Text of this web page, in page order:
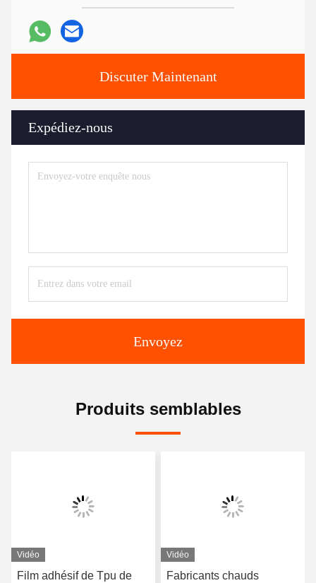
Discuter Maintenant
Expédiez-nous
Envoyez
Produits semblables
Vidéo
Film adhésif de Tpu de
Vidéo
Fabricants chauds